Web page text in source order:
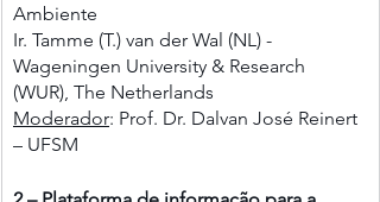
Ambiente
Ir. Tamme (T.) van der Wal (NL) -
Wageningen University & Research
(WUR), The Netherlands
Moderador: Prof. Dr. Dalvan José Reinert
– UFSM